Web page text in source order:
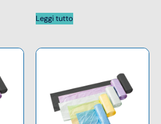
Leggi tutto